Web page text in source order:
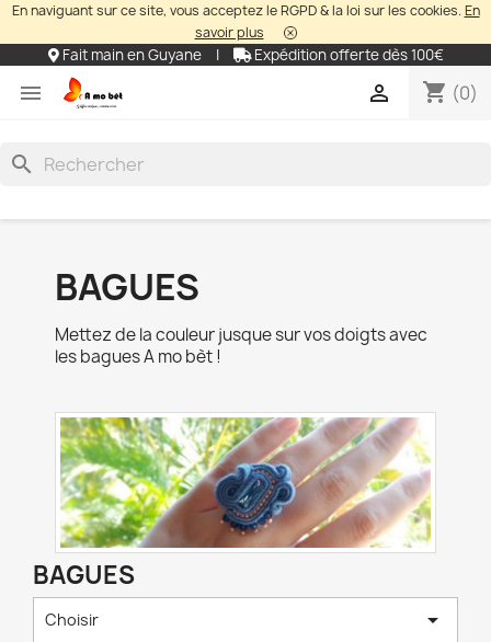
En naviguant sur ce site, vous acceptez le RGPD & la loi sur les cookies.En
savoir plus
Fait main en Guyane | Expédition offerte dès 100€
 shopping_cart (0)

search
BAGUES
Mettez de la couleur jusque sur vos doigts avec
les bagues A mo bèt !
BAGUES
Choisir 